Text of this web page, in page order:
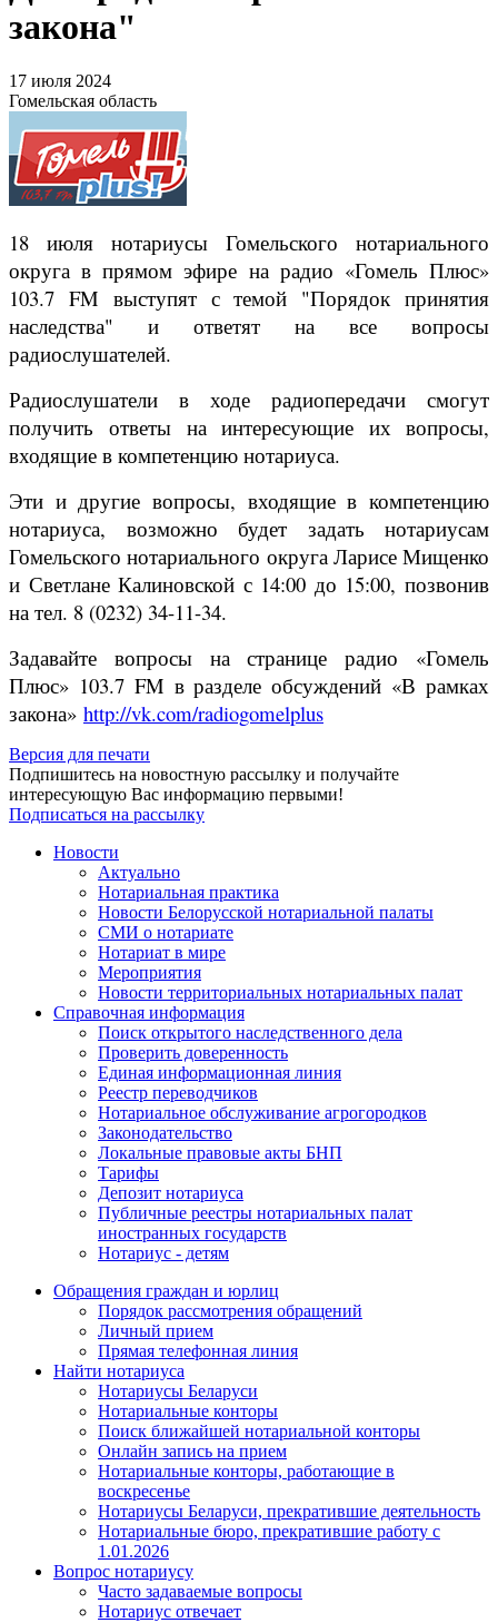
закона"
17 июля 2024
Гомельская область
18 июля нотариусы Гомельского нотариального
округа в прямом эфире на радио «Гомель Плюс»
103.7 FM выступят с темой "Порядок принятия
наследства" и ответят на все вопросы
радиослушателей.
Радиослушатели в ходе радиопередачи смогут
получить ответы на интересующие их вопросы,
входящие в компетенцию нотариуса.
Эти и другие вопросы, входящие в компетенцию
нотариуса, возможно будет задать нотариусам
Гомельского нотариального округа Ларисе Мищенко
и Светлане Калиновской с 14:00 до 15:00, позвонив
на тел. 8 (0232) 34-11-34.
Задавайте вопросы на странице радио «Гомель
Плюс» 103.7 FM в разделе обсуждений «В рамках
закона» http://vk.com/radiogomelplus
Версия для печати
Подпишитесь на новостную рассылку и получайте
интересующую Вас информацию первыми!
Подписаться на рассылку
Новости
Актуально
Нотариальная практика
Новости Белорусской нотариальной палаты
СМИ о нотариате
Нотариат в мире
Мероприятия
Новости территориальных нотариальных палат
Справочная информация
Поиск открытого наследственного дела
Проверить доверенность
Единая информационная линия
Реестр переводчиков
Нотариальное обслуживание агрогородков
Законодательство
Локальные правовые акты БНП
Тарифы
Депозит нотариуса
Публичные реестры нотариальных палат
иностранных государств
Нотариус - детям
Обращения граждан и юрлиц
Порядок рассмотрения обращений
Личный прием
Прямая телефонная линия
Найти нотариуса
Нотариусы Беларуси
Нотариальные конторы
Поиск ближайшей нотариальной конторы
Онлайн запись на прием
Нотариальные конторы, работающие в
воскресенье
Нотариусы Беларуси, прекратившие деятельность
Нотариальные бюро, прекратившие работу с
1.01.2026
Вопрос нотариусу
Часто задаваемые вопросы
Нотариус отвечает